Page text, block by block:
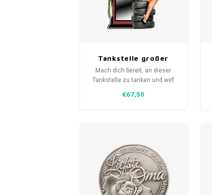
Tankstelle großer
Wandspiegel
Mach dich bereit, an dieser
Tankstelle zu tanken und wirf
sicherzustellen, dass alles
Wand gut aussehen.
€67,50